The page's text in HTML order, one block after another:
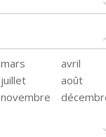
mars
avril
juillet
août
novembre